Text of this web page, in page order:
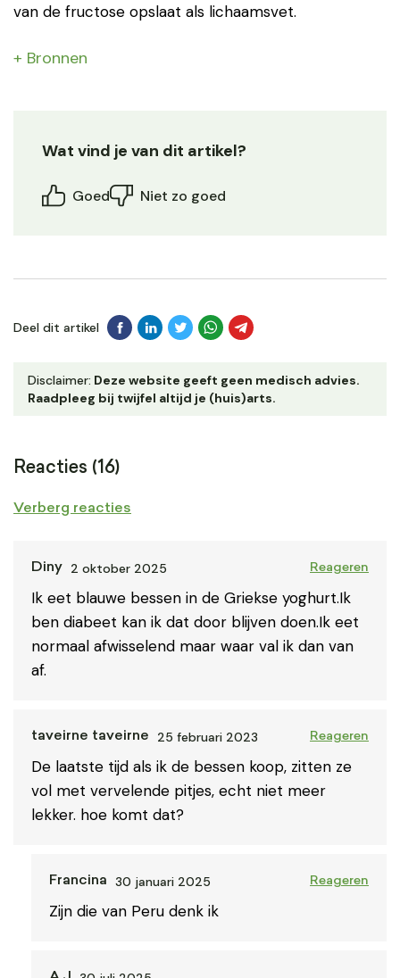
van de fructose opslaat als lichaamsvet.
+ Bronnen
Wat vind je van dit artikel?
Goed Niet zo goed
Deel dit artikel
Disclaimer: Deze website geeft geen medisch advies.
Raadpleeg bij twijfel altijd je (huis)arts.
Reacties (16)
Verberg reacties
Diny 2 oktober 2025 Reageren
Ik eet blauwe bessen in de Griekse yoghurt.Ik
ben diabeet kan ik dat door blijven doen.Ik eet
normaal afwisselend maar waar val ik dan van
af.
taveirne taveirne 25 februari 2023 Reageren
De laatste tijd als ik de bessen koop, zitten ze
vol met vervelende pitjes, echt niet meer
lekker. hoe komt dat?
Francina 30 januari 2025 Reageren
Zijn die van Peru denk ik